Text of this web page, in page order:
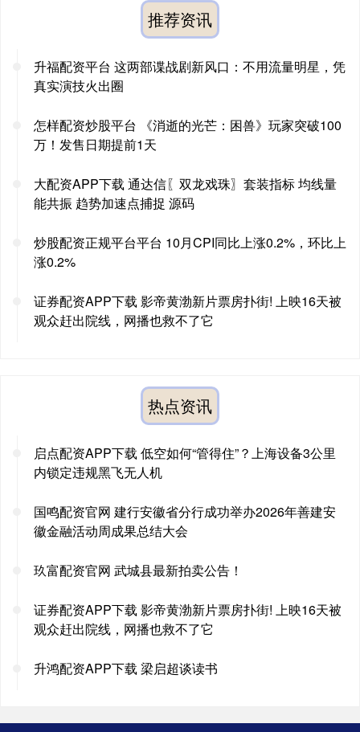
推荐资讯
升福配资平台 这两部谍战剧新风口：不用流量明星，凭
真实演技火出圈
怎样配资炒股平台 《消逝的光芒：困兽》玩家突破100
万！发售日期提前1天
大配资APP下载 通达信〖双龙戏珠〗套装指标 均线量
能共振 趋势加速点捕捉 源码
炒股配资正规平台平台 10月CPI同比上涨0.2%，环比上
涨0.2%
证券配资APP下载 影帝黄渤新片票房扑街! 上映16天被
观众赶出院线，网播也救不了它
热点资讯
启点配资APP下载 低空如何“管得住”？上海设备3公里
内锁定违规黑飞无人机
国鸣配资官网 建行安徽省分行成功举办2026年善建安
徽金融活动周成果总结大会
玖富配资官网 武城县最新拍卖公告！
证券配资APP下载 影帝黄渤新片票房扑街! 上映16天被
观众赶出院线，网播也救不了它
升鸿配资APP下载 梁启超谈读书